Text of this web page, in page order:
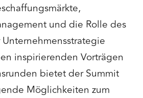
und die Rolle des
inspirierenden Vorträgen
bietet der Summit
Möglichkeiten zum